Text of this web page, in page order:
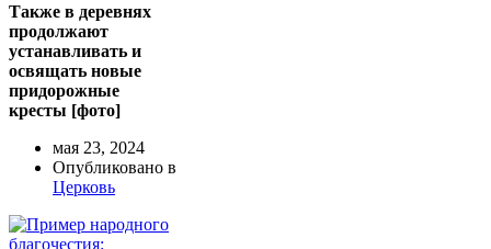
Также в деревнях
продолжают
устанавливать и
освящать новые
придорожные
кресты [фото]
мая 23, 2024
Опубликовано в
Церковь